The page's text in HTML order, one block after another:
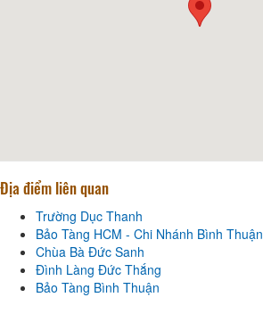
Địa điểm liên quan
Trường Dục Thanh
Bảo Tàng HCM - Chi Nhánh Bình Thuận
Chùa Bà Đức Sanh
Đình Làng Đức Thắng
Bảo Tàng Bình Thuận